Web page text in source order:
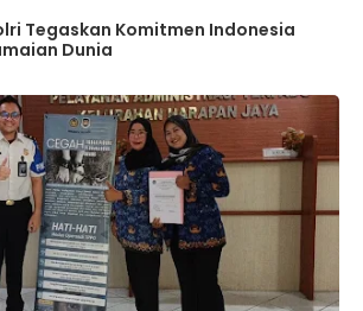
Tegaskan Komitmen Indonesia
Dunia